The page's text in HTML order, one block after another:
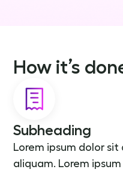
How it’s
Subheading
Lorem ipsum dolor
aliquam. Lorem